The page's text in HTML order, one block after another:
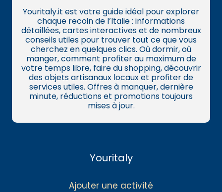
Youritaly.it est votre guide idéal pour explorer
chaque recoin de l’Italie : informations
détaillées, cartes interactives et de nombreux
conseils utiles pour trouver tout ce que vous
cherchez en quelques clics. Où dormir, où
manger, comment profiter au maximum de
votre temps libre, faire du shopping, découvrir
des objets artisanaux locaux et profiter de
services utiles. Offres à manquer, dernière
minute, réductions et promotions toujours
mises à jour.
Youritaly
Ajouter une activité